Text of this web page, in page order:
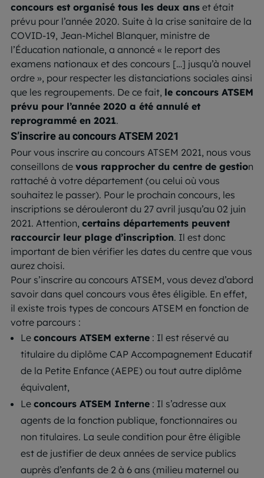
concours est organisé tous les deux ans et était
prévu pour l’année 2020. Suite à la crise sanitaire de la
COVID-19, Jean-Michel Blanquer, ministre de
l’Éducation nationale, a annoncé « le report des
examens nationaux et des concours […] jusqu’à nouvel
ordre », pour respecter les distanciations sociales ainsi
que les regroupements. De ce fait, le concours ATSEM
prévu pour l’année 2020 a été annulé et
reprogrammé en 2021.
S’inscrire au concours ATSEM 2021
Pour vous inscrire au concours ATSEM 2021, nous vous
conseillons de vous rapprocher du centre de gestion
rattaché à votre département (ou celui où vous
souhaitez le passer). Pour le prochain concours, les
inscriptions se dérouleront du 27 avril jusqu’au 02 juin
2021. Attention, certains départements peuvent
raccourcir leur plage d’inscription. Il est donc
important de bien vérifier les dates du centre que vous
aurez choisi.
Pour s’inscrire au concours ATSEM, vous devez d’abord
savoir dans quel concours vous êtes éligible. En effet,
il existe trois types de concours ATSEM en fonction de
votre parcours :
Le concours ATSEM externe : Il est réservé au
titulaire du diplôme CAP Accompagnement Educatif
de la Petite Enfance (AEPE) ou tout autre diplôme
équivalent,
Le concours ATSEM Interne : Il s’adresse aux
agents de la fonction publique, fonctionnaires ou
non titulaires. La seule condition pour être éligible
est de justifier de deux années de service publics
auprès d’enfants de 2 à 6 ans (milieu maternel ou